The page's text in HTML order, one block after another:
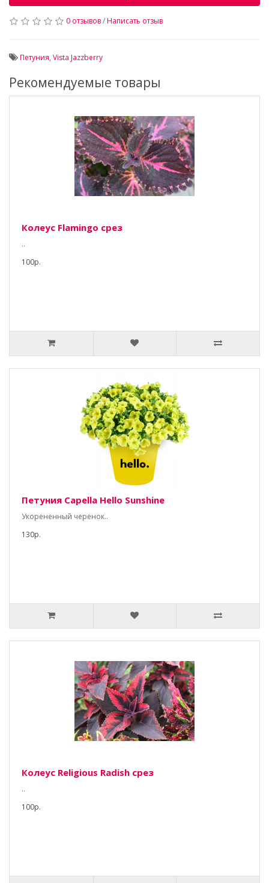
0 отзывов/Написать отзыв
Петуния, Vista Jazzberry
Рекомендуемые товары
Колеус Flamingo срез
..
100р.
Петуния Capella Hello Sunshine
Укорененный черенок..
130р.
Колеус Religious Radish срез
..
100р.